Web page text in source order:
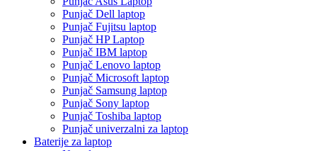
Punjač Dell laptop
Punjač Fujitsu laptop
Punjač HP Laptop
Punjač IBM laptop
Punjač Lenovo laptop
Punjač Microsoft laptop
Punjač Samsung laptop
Punjač Sony laptop
Punjač Toshiba laptop
Punjač univerzalni za laptop
Baterije za laptop